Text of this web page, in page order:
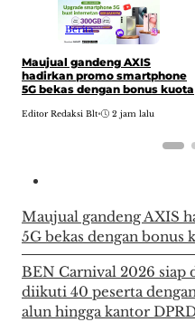
Berita
Maujual gandeng AXIS
hadirkan promo smartphone
5G bekas dengan bonus kuota
Editor Redaksi Blt• 2 jam lalu
Maujual gandeng AXIS
5G bekas dengan bonus
BEN Carnival 2026 siap
diikuti 40 peserta
alun hingga kantor